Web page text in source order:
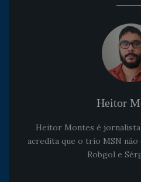
Heitor
Heitor Montes é
acredita que o trio MSN
Robgol e